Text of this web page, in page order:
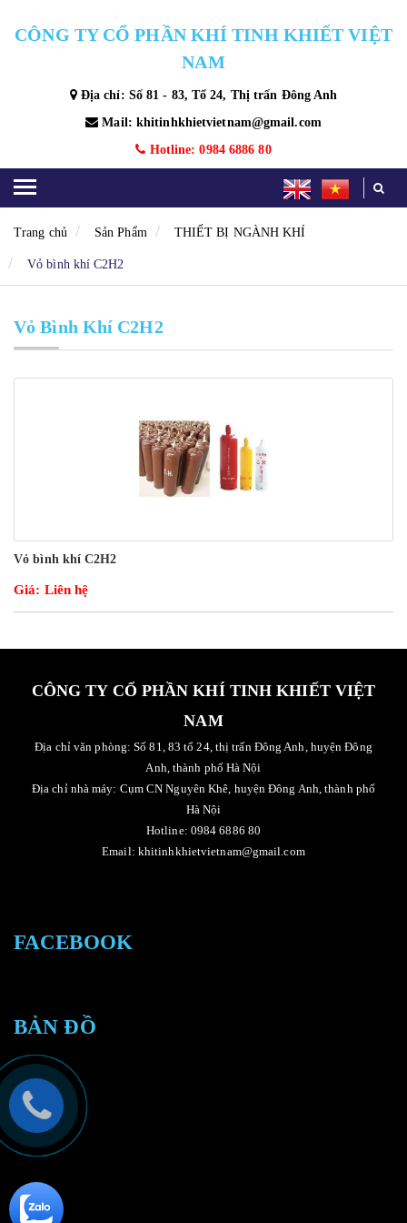
CÔNG TY CỔ PHẦN KHÍ TINH KHIẾT VIỆT
NAM
Địa chỉ: Số 81 - 83, Tổ 24, Thị trấn Đông Anh
Mail: khitinhkhietvietnam@gmail.com
Hotline: 0984 6886 80
Trang chủ Sản Phẩm THIẾT BỊ NGÀNH KHÍ
Vỏ bình khí C2H2
Vỏ Bình Khí C2H2
Vỏ bình khí C2H2
Giá: Liên hệ
CÔNG TY CỔ PHẦN KHÍ TINH KHIẾT VIỆT
NAM
Địa chỉ văn phòng: Số 81, 83 tổ 24, thị trấn Đông Anh, huyện Đông
Anh, thành phố Hà Nội
Địa chỉ nhà máy: Cụm CN Nguyên Khê, huyện Đông Anh, thành phố
Hà Nội
Hotline: 0984 6886 80
Email: khitinhkhietvietnam@gmail.com
FACEBOOK
BẢN ĐỒ